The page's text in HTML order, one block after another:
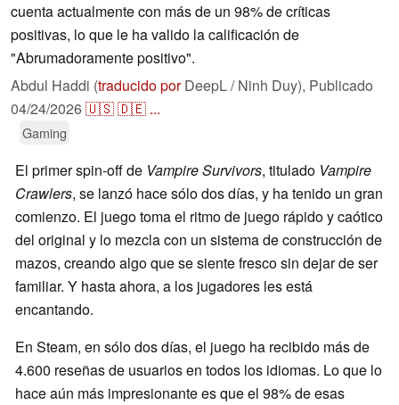
cuenta actualmente con más de un 98% de críticas
positivas, lo que le ha valido la calificación de
"Abrumadoramente positivo".
Abdul Haddi (traducido porDeepL / Ninh Duy), Publicado
04/24/2026🇺🇸🇩🇪 ...
Gaming
El primer spin-off de Vampire Survivors, titulado Vampire
Crawlers, se lanzó hace sólo dos días, y ha tenido un gran
comienzo. El juego toma el ritmo de juego rápido y caótico
del original y lo mezcla con un sistema de construcción de
mazos, creando algo que se siente fresco sin dejar de ser
familiar. Y hasta ahora, a los jugadores les está
encantando.
En Steam, en sólo dos días, el juego ha recibido más de
4.600 reseñas de usuarios en todos los idiomas. Lo que lo
hace aún más impresionante es que el 98% de esas